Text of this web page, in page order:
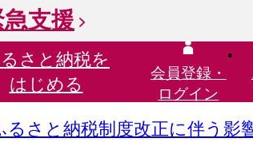
急支援
さと納税を
はじめる
会員登録・
ログイン
るさと納税制度改正に伴う影